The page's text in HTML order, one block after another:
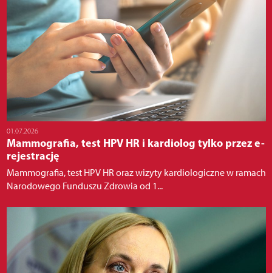
01.07.2026
Mammografia, test HPV HR i kardiolog tylko przez e-
rejestrację
Mammografia, test HPV HR oraz wizyty kardiologiczne w ramach
Narodowego Funduszu Zdrowia od 1...